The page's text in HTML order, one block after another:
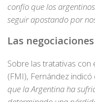
confío que los
seguir apostando por
Las
Sobre las tratativas
(FMI), Fernández indicó
que la Argentina ha